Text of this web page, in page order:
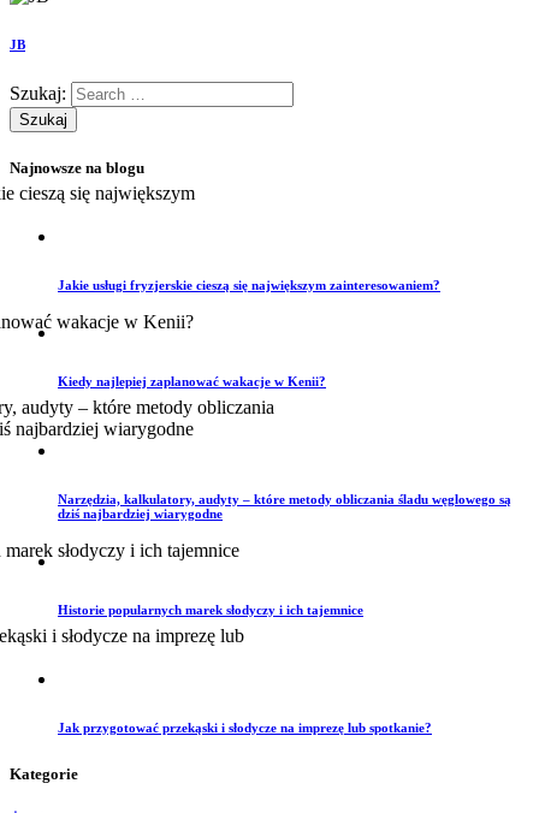
JB
Szukaj:
Najnowsze na blogu
Jakie usługi fryzjerskie cieszą się największym zainteresowaniem?
Kiedy najlepiej zaplanować wakacje w Kenii?
Narzędzia, kalkulatory, audyty – które metody obliczania śladu węglowego są
dziś najbardziej wiarygodne
Historie popularnych marek słodyczy i ich tajemnice
Jak przygotować przekąski i słodycze na imprezę lub spotkanie?
Kategorie